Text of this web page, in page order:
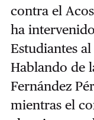
contra el
ha
Estudiantes
Hablando de
Fernández
mientras el